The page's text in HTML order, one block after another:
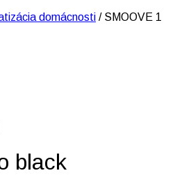
domácnosti / SMOOVE 1
black